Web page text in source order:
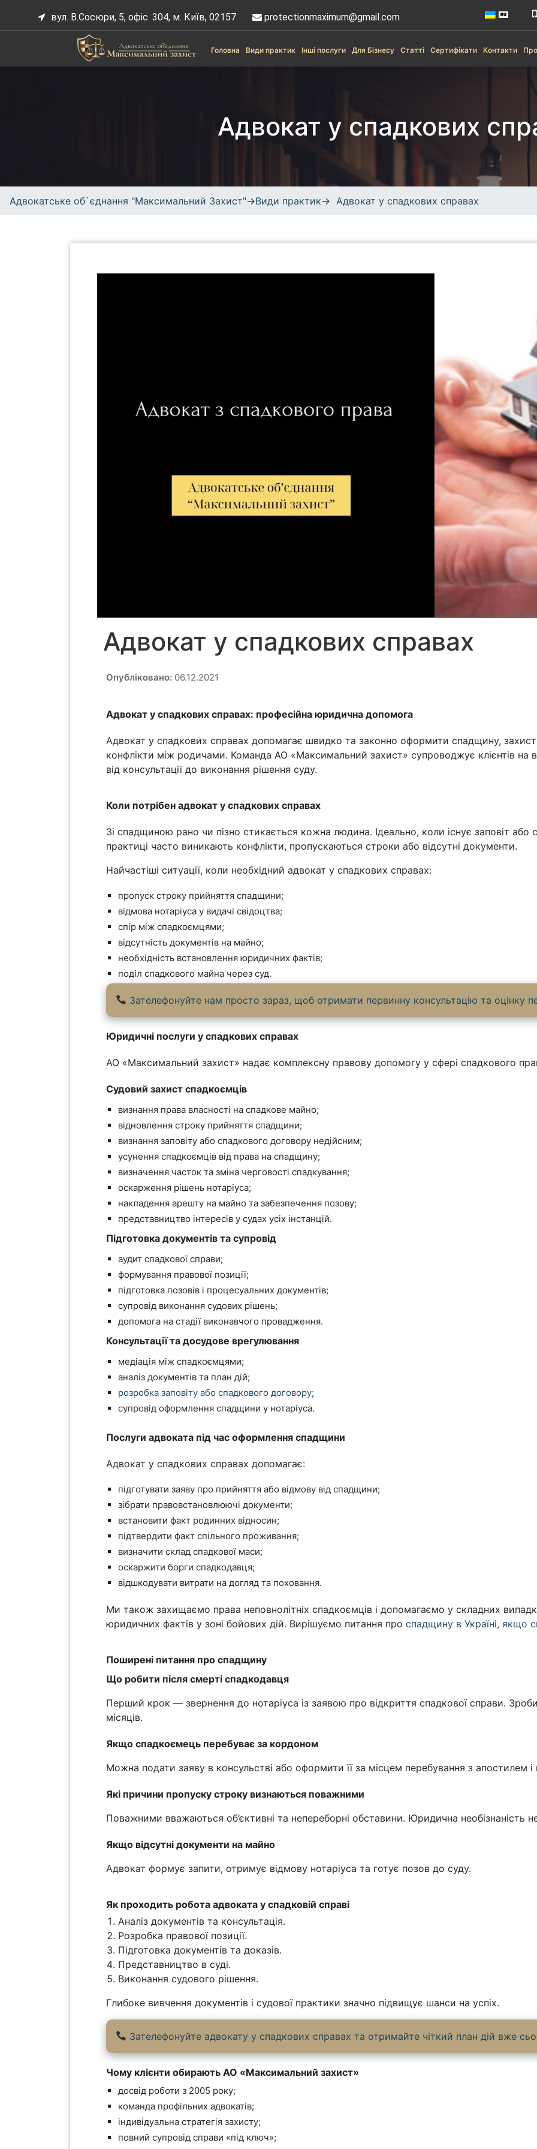
t
вул. В.Сосюри, 5, офіс. 304, м. Київ, 02157 protectionmaximum@gmail.com
право.
Головна Види практик Інші послуги Для Бізнесу Статті Сертифікати Контакти
Адвокат у спадкових
Адвокатське об`єднання "Максимальний Захист"→Види практик→ Адвокат у спадкових справах
Адвокат у спадкових справах
Опубліковано: 06.12.2021
Адвокат у спадкових справах: професійна юридична допомога
Адвокат у спадкових справах допомагає швидко та законно оформити спадщину,
конфлікти між родичами. Команда АО «Максимальний захист» супроводжує клієнтів на
від консультації до виконання рішення суду.
Коли потрібен адвокат у спадкових справах
Зі спадщиною рано чи пізно стикається кожна людина. Ідеально, коли існує заповіт або
практиці часто виникають конфлікти, пропускаються строки або відсутні документи.
Найчастіші ситуації, коли необхідний адвокат у спадкових справах:
пропуск строку прийняття спадщини;
відмова нотаріуса у видачі свідоцтва;
спір між спадкоємцями;
відсутність документів на майно;
необхідність встановлення юридичних фактів;
поділ спадкового майна через суд.
Зателефонуйте нам просто зараз, щоб отримати первинну консультацію та оцінку
Юридичні послуги у спадкових справах
АО «Максимальний захист» надає комплексну правову допомогу у сфері спадкового
Судовий захист спадкоємців
визнання права власності на спадкове майно;
відновлення строку прийняття спадщини;
визнання заповіту або спадкового договору недійсним;
усунення спадкоємців від права на спадщину;
визначення часток та зміна черговості спадкування;
оскарження рішень нотаріуса;
накладення арешту на майно та забезпечення позову;
представництво інтересів у судах усіх інстанцій.
Підготовка документів та супровід
аудит спадкової справи;
формування правової позиції;
підготовка позовів і процесуальних документів;
супровід виконання судових рішень;
допомога на стадії виконавчого провадження.
Консультації та досудове врегулювання
медіація між спадкоємцями;
аналіз документів та план дій;
розробка заповіту або спадкового договору;
супровід оформлення спадщини у нотаріуса.
Послуги адвоката під час оформлення спадщини
Адвокат у спадкових справах допомагає:
підготувати заяву про прийняття або відмову від спадщини;
зібрати правовстановлюючі документи;
встановити факт родинних відносин;
підтвердити факт спільного проживання;
визначити склад спадкової маси;
оскаржити борги спадкодавця;
відшкодувати витрати на догляд та поховання.
Ми також захищаємо права неповнолітніх спадкоємців і допомагаємо у складних
юридичних фактів у зоні бойових дій. Вирішуємо питання про спадщину в Україні, якщо
Поширені питання про спадщину
Що робити після смерті спадкодавця
Перший крок — звернення до нотаріуса із заявою про відкриття спадкової справи.
місяців.
Якщо спадкоємець перебуває за кордоном
Можна подати заяву в консульстві або оформити її за місцем перебування з апостилем
Які причини пропуску строку визнаються поважними
Поважними вважаються об’єктивні та непереборні обставини. Юридична необізнаність
Якщо відсутні документи на майно
Адвокат формує запити, отримує відмову нотаріуса та готує позов до суду.
Як проходить робота адвоката у спадковій справі
Аналіз документів та консультація.
Розробка правової позиції.
Підготовка документів та доказів.
Представництво в суді.
Виконання судового рішення.
Глибоке вивчення документів і судової практики значно підвищує шанси на успіх.
Зателефонуйте адвокату у спадкових справах та отримайте чіткий план дій вже
Чому клієнти обирають АО «Максимальний захист»
досвід роботи з 2005 року;
команда профільних адвокатів;
індивідуальна стратегія захисту;
повний супровід справи «під ключ»;